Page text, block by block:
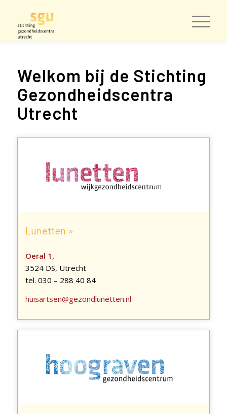
Welkom bij de Stichting
Gezondheidscentra
Utrecht
Lunetten »
Oeral 1,
3524 DS, Utrecht
tel. 030 – 288 40 84
huisartsen@gezondlunetten.nl